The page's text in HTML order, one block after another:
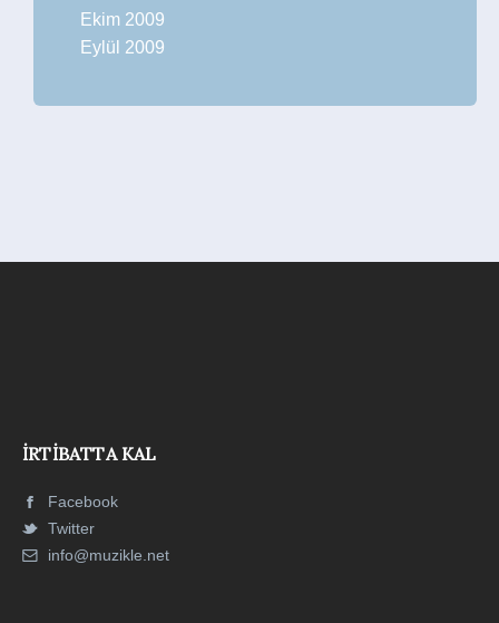
Ekim 2009
Eylül 2009
İRTIBATTA KAL
Facebook
Twitter
info@muzikle.net